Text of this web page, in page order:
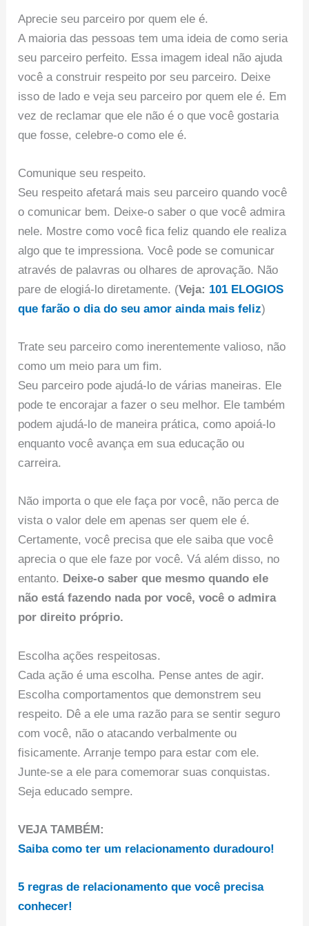
Aprecie seu parceiro por quem ele é.
A maioria das pessoas tem uma ideia de como seria
seu parceiro perfeito. Essa imagem ideal não ajuda
você a construir respeito por seu parceiro. Deixe
isso de lado e veja seu parceiro por quem ele é. Em
vez de reclamar que ele não é o que você gostaria
que fosse, celebre-o como ele é.
Comunique seu respeito.
Seu respeito afetará mais seu parceiro quando você
o comunicar bem. Deixe-o saber o que você admira
nele. Mostre como você fica feliz quando ele realiza
algo que te impressiona. Você pode se comunicar
através de palavras ou olhares de aprovação. Não
pare de elogiá-lo diretamente. (Veja: 101 ELOGIOS
que farão o dia do seu amor ainda mais feliz)
Trate seu parceiro como inerentemente valioso, não
como um meio para um fim.
Seu parceiro pode ajudá-lo de várias maneiras. Ele
pode te encorajar a fazer o seu melhor. Ele também
podem ajudá-lo de maneira prática, como apoiá-lo
enquanto você avança em sua educação ou
carreira.
Não importa o que ele faça por você, não perca de
vista o valor dele em apenas ser quem ele é.
Certamente, você precisa que ele saiba que você
aprecia o que ele faze por você. Vá além disso, no
entanto. Deixe-o saber que mesmo quando ele
não está fazendo nada por você, você o admira
por direito próprio.
Escolha ações respeitosas.
Cada ação é uma escolha. Pense antes de agir.
Escolha comportamentos que demonstrem seu
respeito. Dê a ele uma razão para se sentir seguro
com você, não o atacando verbalmente ou
fisicamente. Arranje tempo para estar com ele.
Junte-se a ele para comemorar suas conquistas.
Seja educado sempre.
VEJA TAMBÉM:
Saiba como ter um relacionamento duradouro!
5 regras de relacionamento que você precisa
conhecer!